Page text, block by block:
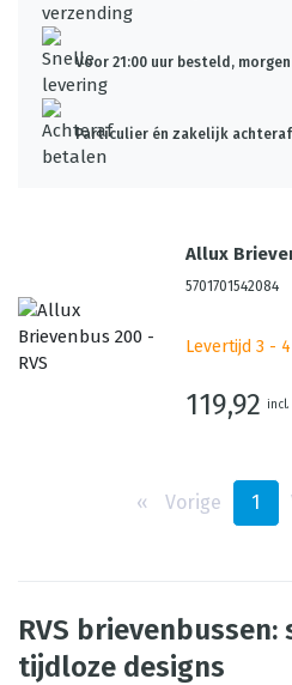
Voor 21:00 uur besteld,
Particulier én zakelijk
Allux
5701701542084
Levertijd 3 -
119,92 incl.
‹‹ Vorige 1
RVS brievenbussen:
tijdloze designs